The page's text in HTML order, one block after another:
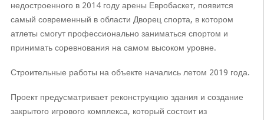
недостроенного в 2014 году арены Евробаскет, появится
самый современный в области Дворец спорта, в котором
атлеты смогут профессионально заниматься спортом и
принимать соревнования на самом высоком уровне.
Строительные работы на объекте начались летом 2019 года.
Проект предусматривает реконструкцию здания и создание
закрытого игрового комплекса, который состоит из